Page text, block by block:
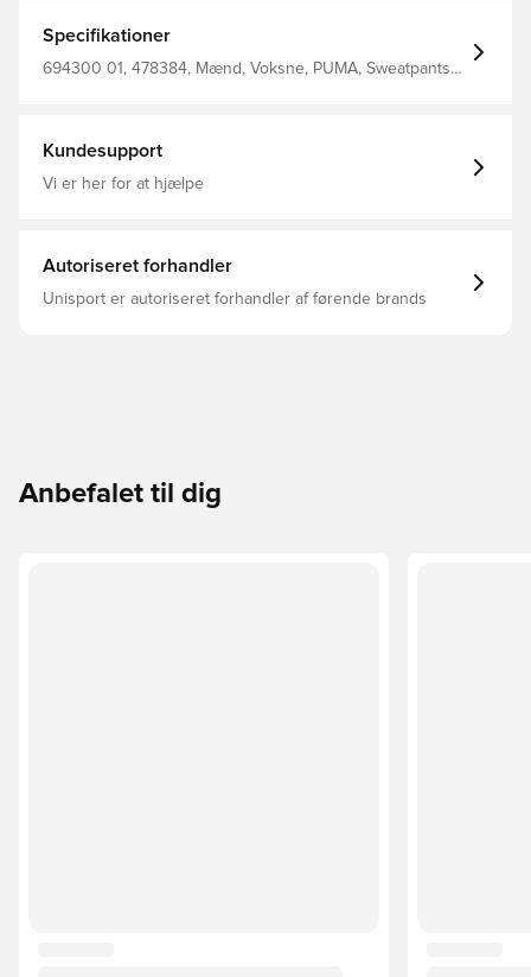
klassischen Look. Ein Kordelzug an der Taille ermöglicht
eine individuelle Anpassung. Entworfen für: Lifestyle by
PUMA Passform: Regulär Länge: Regulär Geschlossene
Specifikationer
694300 01, 478384, Mænd, Voksne, PUMA, Sweatpants,
Kundesupport
Vi er her for at hjælpe
Autoriseret forhandler
Unisport er autoriseret forhandler af førende brands
Anbefalet til dig